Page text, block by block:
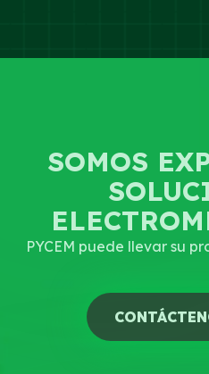
SOMOS
PYCEM puede llevar su